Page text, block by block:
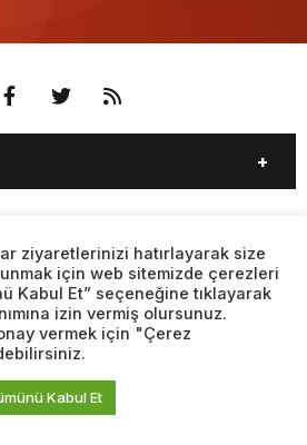
SAĞLIK
SPOR
KÜLTÜR SANAT
DÜNYA
VIDEO GALERİ
CANLI BORSA
CANLI TV
FİRMA EKLE
GAZETE OKU
haber içerikleri izin alınmadan,
iktibas edilemez. Kanuna aykırı ve
başka yerde yayınlanamaz.
ziyaretlerinizi hatırlayarak size
için web sitemizde çerezleri
Kabul Et” seçeneğine tıklayarak
izin vermiş olursunuz.
vermek için "Çerez
Kabul Et